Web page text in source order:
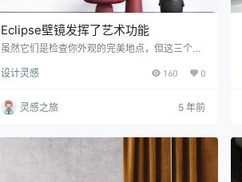
Eclipse壁镜发挥了艺术功能
虽然它们是检查你外观的完美地点，但这三个Ec
镜子由Monica Förster为Zanat设计，有三种不
放置在墙上。镜子本身被固定在一个圆形板的顶
部，从而使它“黯然失色”，并给这个系列起了名
其设计基于Förster的抽象图纸。 要了解有关Ecli
pse墙镜的更多信…
设计灵感 160 0
灵感之旅 5 年前